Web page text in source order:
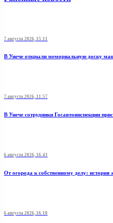
7 августа 2026, 15:11
В Унече открыли мемориальную доску
7 августа 2026, 11:57
В Унече сотрудники Госавтоинспекции
6 августа 2026, 16:43
От огорода к собственному делу: история
6 августа 2026, 16:10